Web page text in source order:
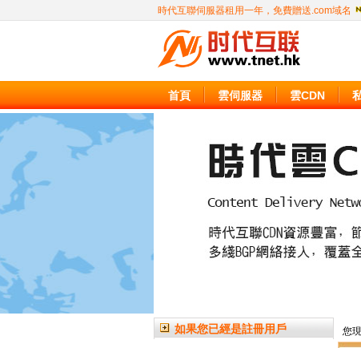
時代互聯伺服器租用一年，免費贈送.com域名
首頁 雲伺服器 雲CDN
如果您已經是註冊用戶 您